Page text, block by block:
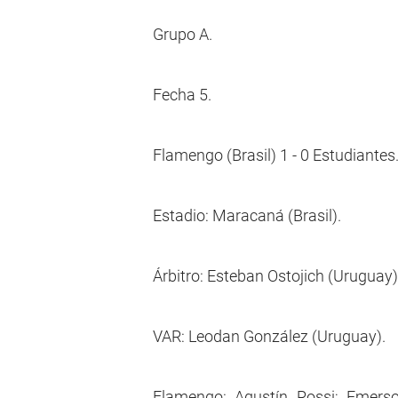
Grupo A.
Fecha 5.
Flamengo (Brasil) 1 - 0 Estudiantes.
Estadio: Maracaná (Brasil).
Árbitro: Esteban Ostojich
VAR: Leodan González (Uruguay).